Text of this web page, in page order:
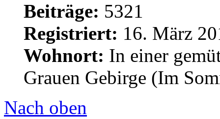
Beiträge: 5321
Registriert: 16. März
Wohnort: In einer
Grauen Gebirge (Im
Nach oben